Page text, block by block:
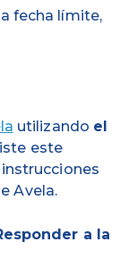
fecha límite,
utilizando el
este
Avela.
a la